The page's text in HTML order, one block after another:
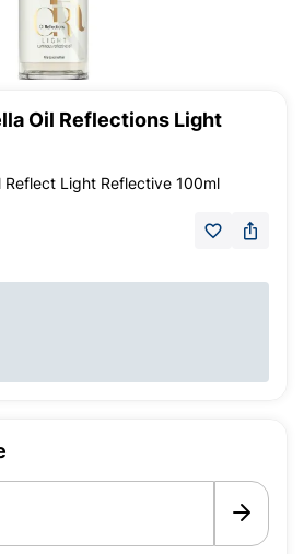
Oil Reflections Light
Reflect Light Reflective 100ml